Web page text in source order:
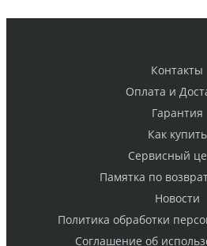
Контакты
Оплата и
Гарантия
Как купить
Cервисный
Памятка по
Новости
Политика обработки
Cоглашение об